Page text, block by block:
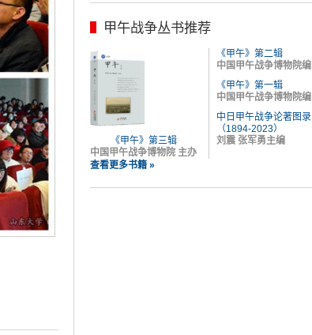
甲午战争丛书推荐
《甲午》第三辑
中国甲午战争博物院 主办
《甲午》第二辑
中国甲午战争博物院编
《甲午》第一辑
中国甲午战争博物院编
中日甲午战争论著图录
（1894-2023）
刘震 张军勇主编
查看更多书籍 »